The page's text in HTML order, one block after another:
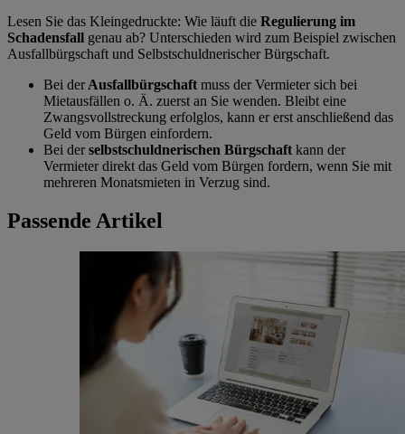
Lesen Sie das Kleingedruckte: Wie läuft die Regulierung im
Schadensfall genau ab? Unterschieden wird zum Beispiel zwischen
Ausfallbürgschaft und Selbstschuldnerischer Bürgschaft.
Bei derAusfallbürgschaft muss der Vermieter sich bei
Mietausfällen o. Ä. zuerst an Sie wenden. Bleibt eine
Zwangsvollstreckung erfolglos, kann er erst anschließend das
Geld vom Bürgen einfordern.
Bei derselbstschuldnerischen Bürgschaft kann der
Vermieter direkt das Geld vom Bürgen fordern, wenn Sie mit
mehreren Monatsmieten in Verzug sind.
Passende Artikel